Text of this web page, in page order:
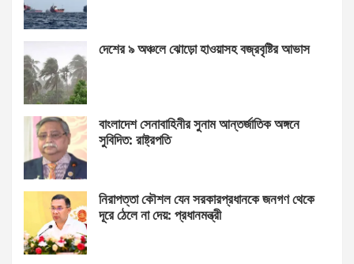
দেশের ৯ অঞ্চলে ঝোড়ো হাওয়াসহ বজ্রবৃষ্টির আভাস
বাংলাদেশ সেনাবাহিনীর সুনাম আন্তর্জাতিক অঙ্গনে
সুবিদিত: রাষ্ট্রপতি
নিরাপত্তা কৌশল যেন সরকারপ্রধানকে জনগণ থেকে
দূরে ঠেলে না দেয়: প্রধানমন্ত্রী